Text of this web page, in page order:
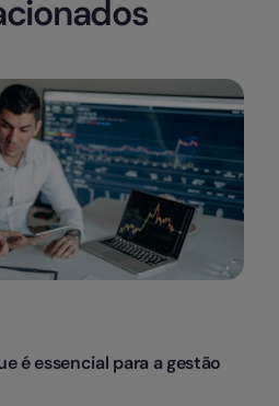
é essencial para a gestão